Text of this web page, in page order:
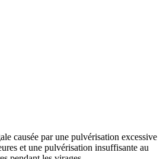
causée par une pulvérisation excessive
et une pulvérisation insuffisante au